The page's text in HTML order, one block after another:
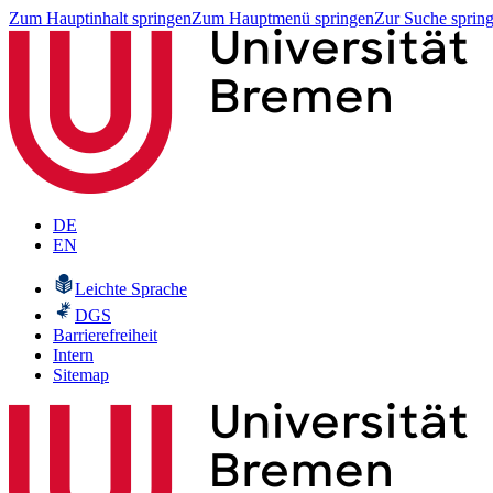
Zum Hauptinhalt springenZum Hauptmenü springenZur Suche
DE
EN
Leichte Sprache
DGS
Barrierefreiheit
Intern
Sitemap